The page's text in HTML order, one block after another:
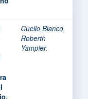
Cuello Blanco,
Roberth
Yampier.